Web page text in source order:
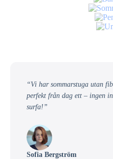
“Vi har sommarstuga utan
perfekt från dag ett – ingen
surfa!”
Sofia Bergström